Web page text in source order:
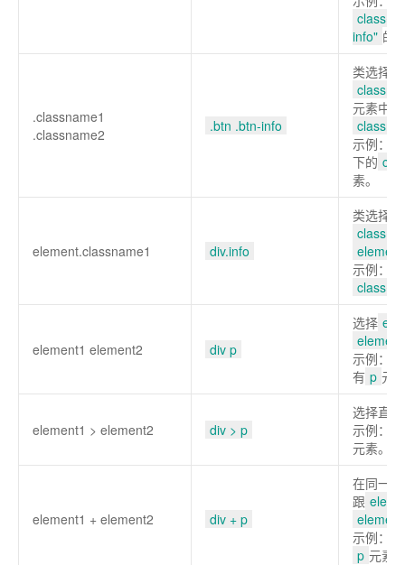
info" 的
.classname1
.classname2
.btn .btn-info
类选择
元素中
示例：
下的
素。
element.classname1 div.info
类选择
element
示例：
element1 element2 div p
选择
示例：
有 p 元
element1 > element2 div > p
选择直
示例：
元素。
element1 + element2 div + p
在同一
跟
示例：
p 元素